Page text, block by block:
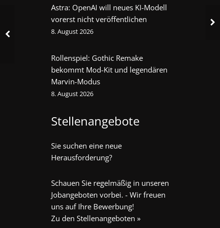
Astra: OpenAI will neues KI-Modell
vorerst nicht veröffentlichen
8. August 2026
Rollenspiel: Gothic Remake
bekommt Mod-Kit und legendären
Marvin-Modus
8. August 2026
Stellenangebote
Sie suchen eine neue
Herausforderung?
Schauen Sie regelmäßig in unseren
Jobangeboten vorbei. - Wir freuen
uns auf Ihre Bewerbung!
Zu den Stellenangeboten »